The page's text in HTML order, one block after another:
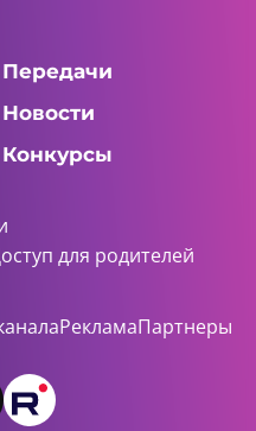
Передачи
Новости
Конкурсы
для родителей
РекламаПартнеры